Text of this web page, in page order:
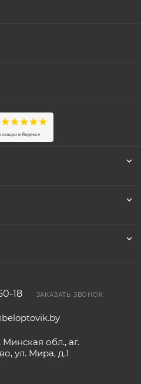
18 ЗАКАЗАТЬ ЗВОНОК
Минская обл., аг.
ул. Мира, д.1